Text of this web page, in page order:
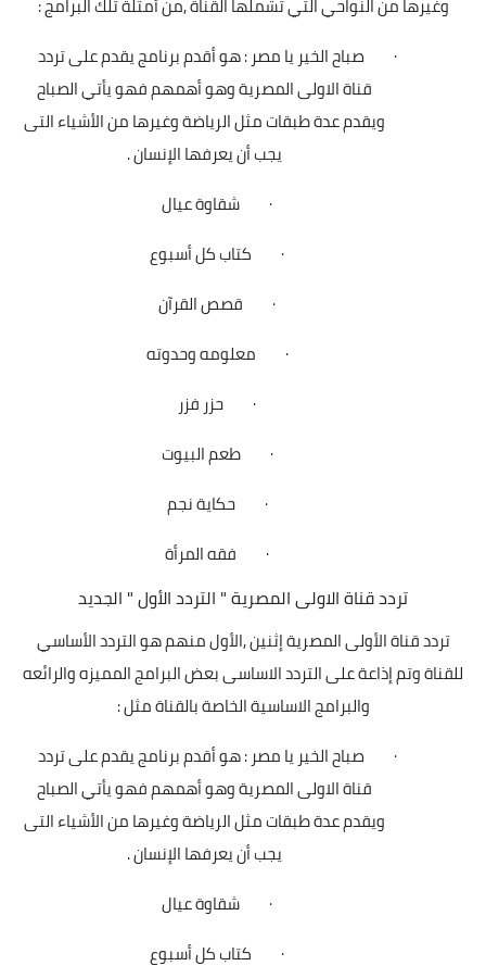
وغيرها من النواحي التي تشملها القناة,من أمثلة تلك البرامج :
·
صباح الخير يا مصر:هو أقدم برنامج يقدم على تردد
قناة الاولى المصرية وهو أهمهم فهو يأتي الصباح
ويقدم عدة طبقات مثل الرياضة وغيرها من الأشياء التى
يجب أن يعرفها الإنسان .
·
شقاوة عيال
·
كتاب كل أسبوع
·
قصص القرآن
·
معلومه وحدوته
·
حزر فزر
·
طعم البيوت
·
حكاية نجم
·
فقه المرأة
تردد قناة الاولى المصرية" التردد الأول" الجديد
تردد قناة الأولى المصرية إثنين,الأول منهم هو التردد الأساسي
للقناة وتم إذاعة على التردد الاساسى بعض البرامج المميزه والرائعه
والبرامج الاساسية الخاصة بالقناة مثل :
·
صباح الخير يا مصر:هو أقدم برنامج يقدم على تردد
قناة الاولى المصرية وهو أهمهم فهو يأتي الصباح
ويقدم عدة طبقات مثل الرياضة وغيرها من الأشياء التى
يجب أن يعرفها الإنسان .
·
شقاوة عيال
·
كتاب كل أسبوع